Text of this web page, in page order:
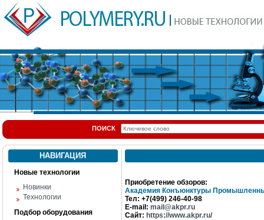
ПОИСК
НАВИГАЦИЯ
Новые технологии
Новинки
Технологии
Подбор оборудования
Приобретение обзоров:
Академия Конъюнктуры
Тел: +7(499) 246-40-98
E-mail: mail@akpr.ru
Сайт: https://www.akpr.ru/